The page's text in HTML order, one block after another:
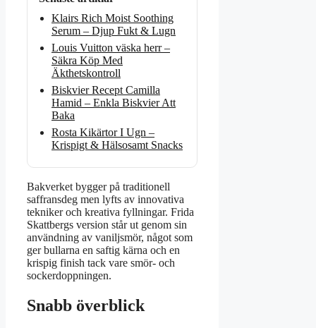
Klairs Rich Moist Soothing
Serum – Djup Fukt & Lugn
Louis Vuitton väska herr –
Säkra Köp Med
Äkthetskontroll
Biskvier Recept Camilla
Hamid – Enkla Biskvier Att
Baka
Rosta Kikärtor I Ugn –
Krispigt & Hälsosamt Snacks
Bakverket bygger på traditionell
saffransdeg men lyfts av innovativa
tekniker och kreativa fyllningar. Frida
Skattbergs version står ut genom sin
användning av vaniljsmör, något som
ger bullarna en saftig kärna och en
krispig finish tack vare smör- och
sockerdoppningen.
Snabb överblick